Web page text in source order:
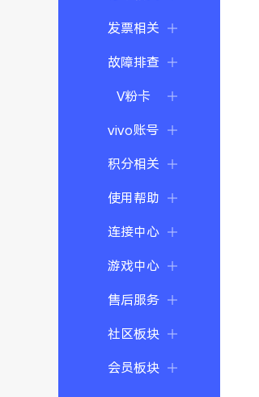
发票相关
故障排查
V粉卡
vivo账号
积分相关
使用帮助
连接中心
游戏中心
售后服务
社区板块
会员板块